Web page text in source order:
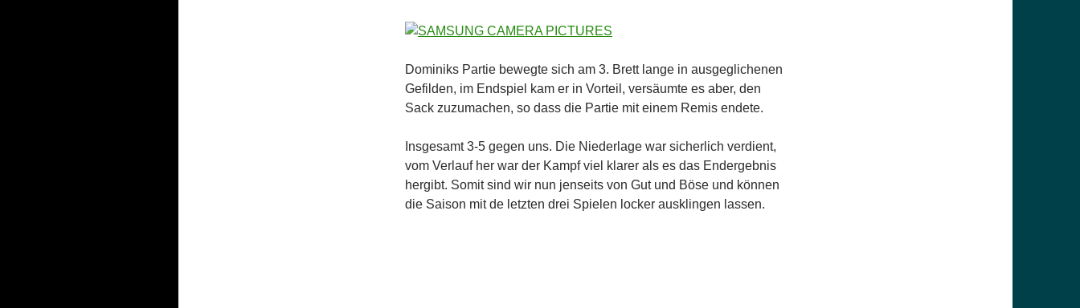
Dominiks Partie bewegte sich am 3. Brett lange in ausgeglichenen
Gefilden, im Endspiel kam er in Vorteil, versäumte es aber, den
Sack zuzumachen, so dass die Partie mit einem Remis endete.
Insgesamt 3-5 gegen uns. Die Niederlage war sicherlich verdient,
vom Verlauf her war der Kampf viel klarer als es das Endergebnis
hergibt. Somit sind wir nun jenseits von Gut und Böse und können
die Saison mit de letzten drei Spielen locker ausklingen lassen.